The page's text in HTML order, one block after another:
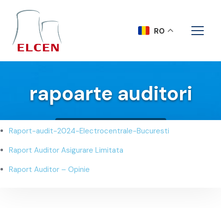
rapoarte auditori
Acasa rapoarte auditori
Raport-audit-2024-Electrocentrale-Bucuresti
Raport Auditor Asigurare Limitata
Raport Auditor – Opinie
RO